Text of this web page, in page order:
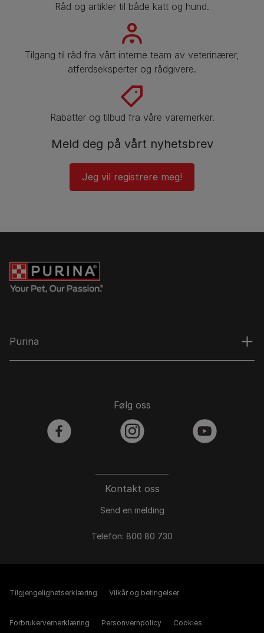
Råd og artikler til både katt og hund.
Tilgang til råd fra vårt interne team av veterinærer,
atferdseksperter og rådgivere.
Rabatter og tilbud fra våre varemerker.
Meld deg på vårt nyhetsbrev
Jeg vil registrere meg!
Purina
Kontakt oss
Send en melding
Telefon: 800 80 730
Følg oss
facebook instagram youtube
Tilgjengelighetserklæring Vilkår og betingelser
Forbrukervernerklæring Personvernpolicy Cookies